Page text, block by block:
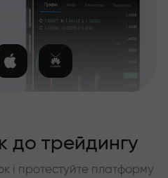
до трейдингу
і протестуйте платформу